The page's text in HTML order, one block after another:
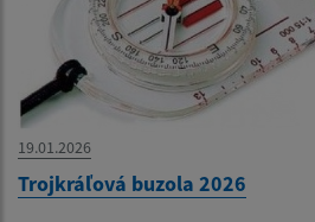
19.01.2026
Trojkráľová buzola 2026